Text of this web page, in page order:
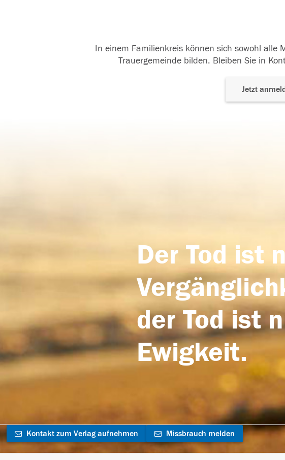
In einem Familienkreis können sich sowohl alle
Trauergemeinde bilden. Bleiben Sie in
Jetzt
Der Tod ist
der Tod ist
Ewigkeit.
Kontakt zum Verlag aufnehmen Missbrauch melden